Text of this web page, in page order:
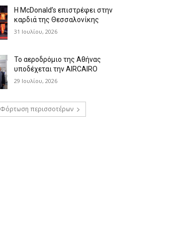
Η McDonald’s επιστρέφει στην
καρδιά της Θεσσαλονίκης
31 Ιουλίου, 2026
Το αεροδρόμιο της Αθήνας
υποδέχεται την AIRCAIRO
29 Ιουλίου, 2026
Φόρτωση περισσοτέρων